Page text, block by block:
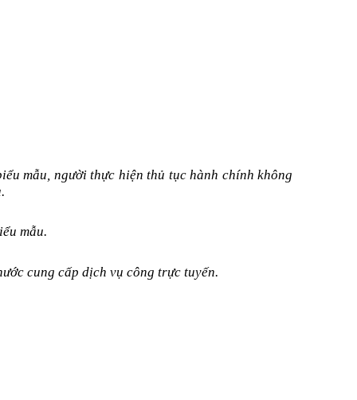
mẫu, người thực hiện thủ tục hành chính không
mẫu.
cung cấp dịch vụ công trực tuyến.